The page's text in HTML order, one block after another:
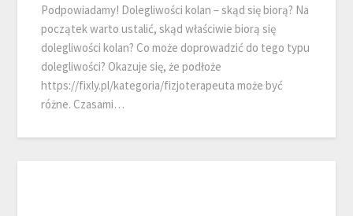
Podpowiadamy! Dolegliwości kolan – skąd się biorą? Na
początek warto ustalić, skąd właściwie biorą się
dolegliwości kolan? Co może doprowadzić do tego typu
dolegliwości? Okazuje się, że podłoże
https://fixly.pl/kategoria/fizjoterapeuta może być
różne. Czasami…